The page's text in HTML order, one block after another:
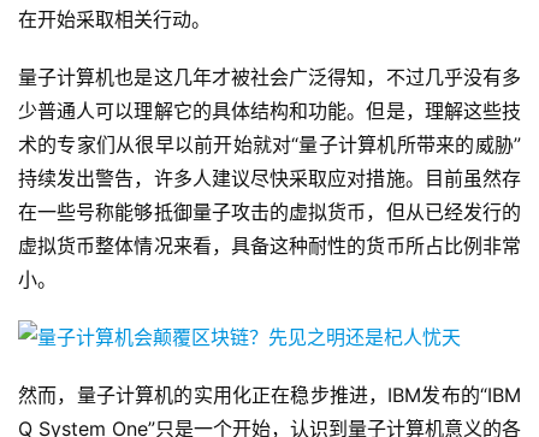
在开始采取相关行动。
量子计算机也是这几年才被社会广泛得知，不过几乎没有多
少普通人可以理解它的具体结构和功能。但是，理解这些技
术的专家们从很早以前开始就对“量子计算机所带来的威胁”
持续发出警告，许多人建议尽快采取应对措施。目前虽然存
在一些号称能够抵御量子攻击的虚拟货币，但从已经发行的
虚拟货币整体情况来看，具备这种耐性的货币所占比例非常
小。
然而，量子计算机的实用化正在稳步推进，IBM发布的“IBM
Q System One”只是一个开始，认识到量子计算机意义的各